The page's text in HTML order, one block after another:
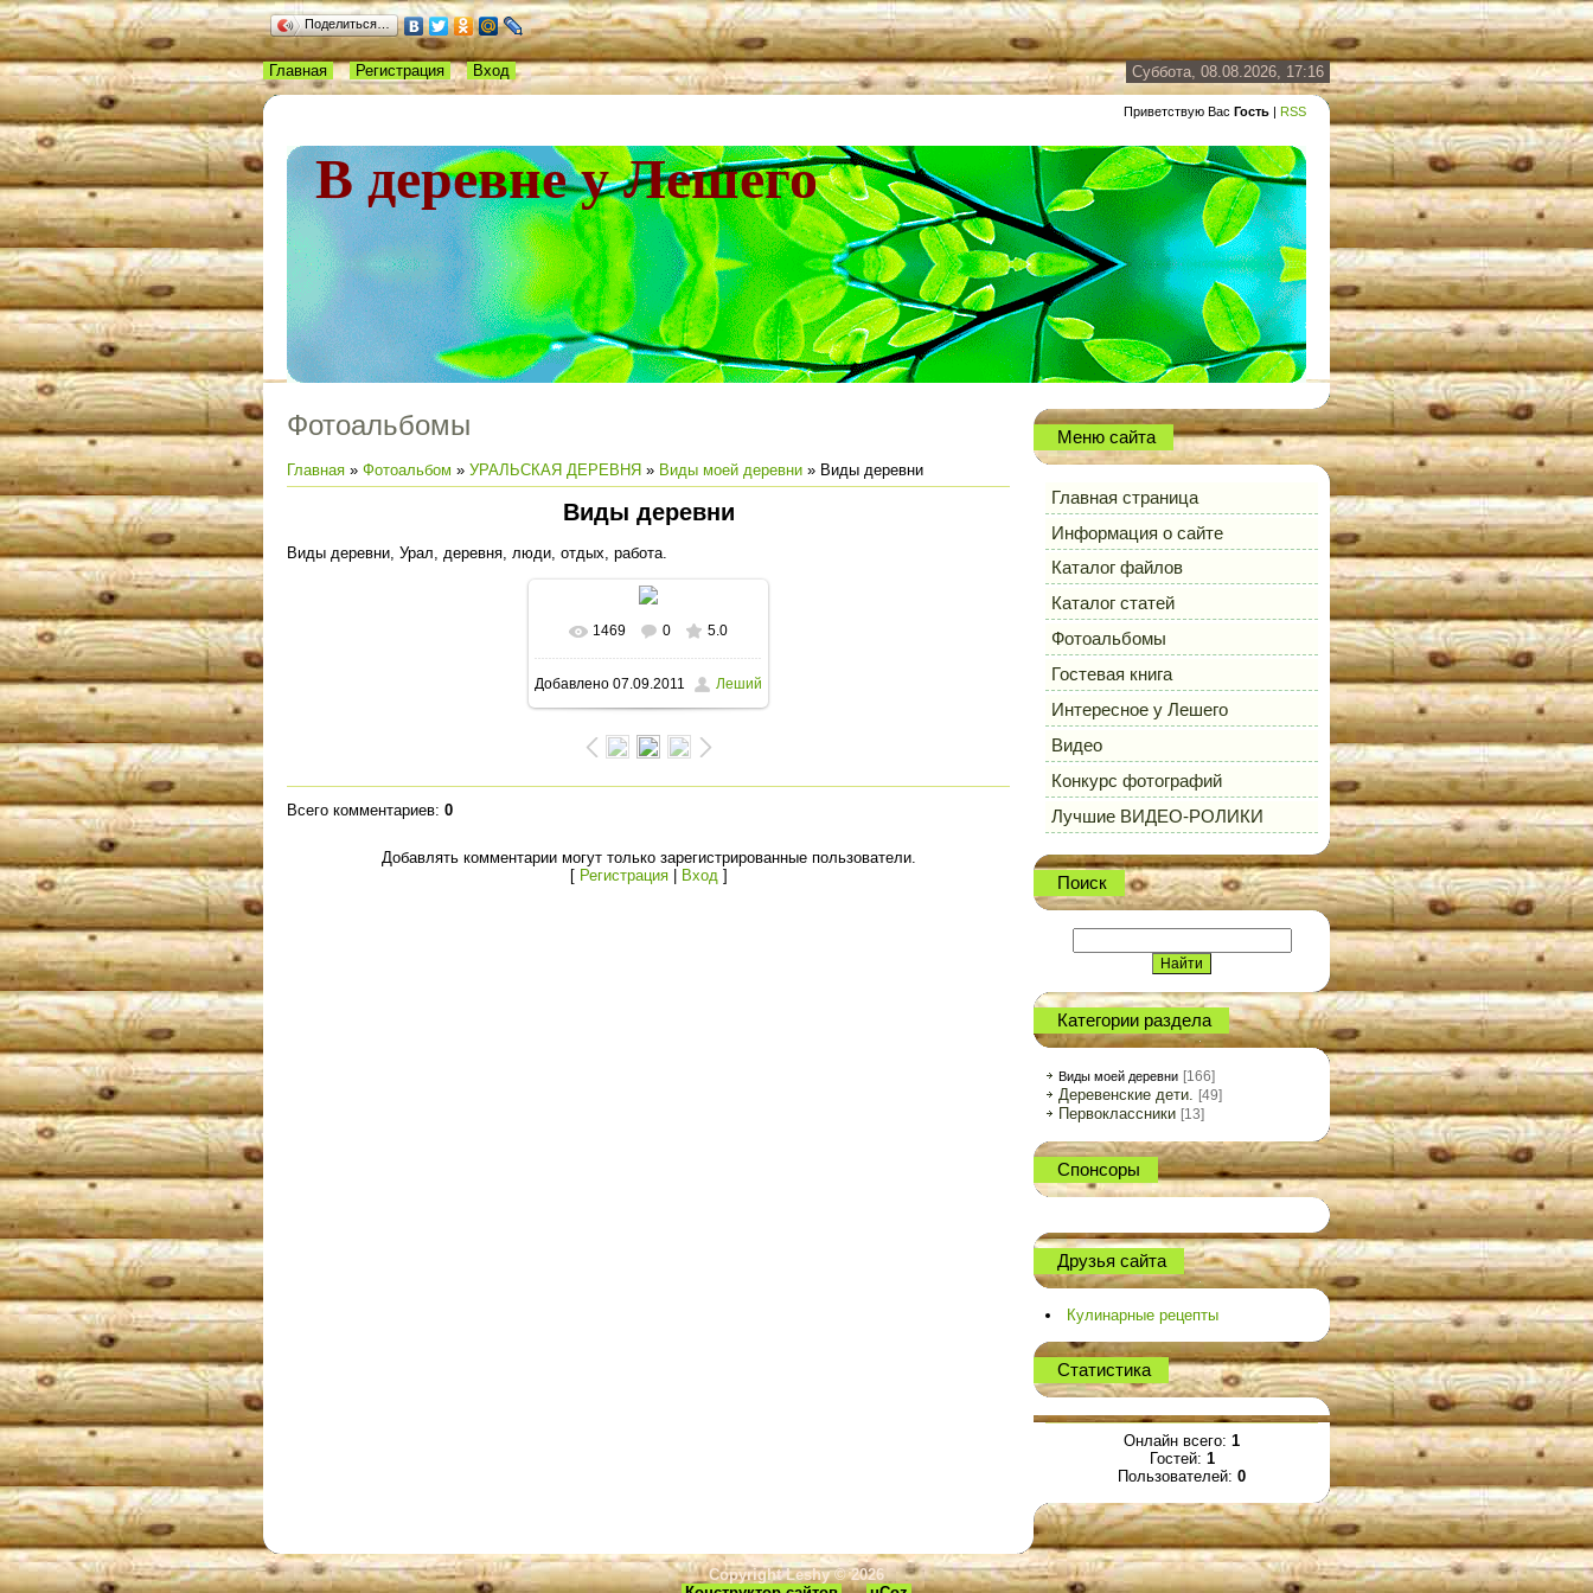
Поделиться…
Суббота, 08.08.2026, 17:16
Приветствую Вас Гость | RSS
В деревне у Лешего
Главная Регистрация Вход
Фотоальбомы
Главная » Фотоальбом » УРАЛЬСКАЯ ДЕРЕВНЯ » Виды моей деревни » Виды деревни
Виды деревни
Виды деревни, Урал, деревня, люди, отдых, работа.
В реальном размере
1600x1185/ 338.0Kb
1469 0 5.0
Добавлено 07.09.2011 Леший
Всего комментариев: 0
Добавлять комментарии могут только зарегистрированные пользователи.
[ Регистрация| Вход ]
Меню сайта
Главная страница
Информация о сайте
Каталог файлов
Каталог статей
Фотоальбомы
Гостевая книга
Интересное у Лешего
Видео
Конкурс фотографий
Лучшие ВИДЕО-РОЛИКИ
Поиск
Категории раздела
Виды моей деревни [166]
Деревенские дети. [49]
Первоклассники [13]
Спонсоры
Друзья сайта
Кулинарные рецепты
Статистика
Онлайн всего: 1
Гостей: 1
Пользователей: 0
Copyright Leshy © 2026